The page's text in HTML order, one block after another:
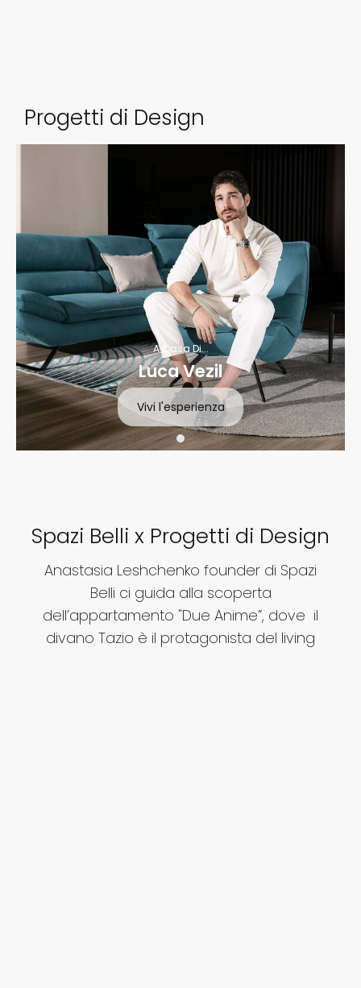
Progetti di Design
A Casa Di...
Luca Vezil
Vivi l'esperienza
Spazi Belli x Progetti di Design
Anastasia Leshchenko founder di Spazi
Belli ci guida alla scoperta
dell’appartamento "Due Anime”, dove il
divano Tazio è il protagonista del living